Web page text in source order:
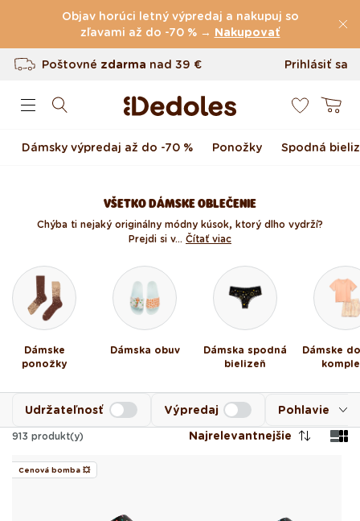
Preskočiť na obsah
Objav horúci letný výpredaj a nakupuj so
zľavami až do -70 % → Nakupovať
Poštovnézdarma nad39 €
Vrátenie tovaru až do 100 dní
Originálny dizajn navrhnutý u nás
Prihlásiť sa
Košík
Dámsky výpredaj až do -70 % Ponožky Spodná
VŠETKO DÁMSKE OBLEČENIE
Chýba ti nejaký originálny módny kúsok, ktorý dlho vydrží?
Prejdi si v... Čítať viac
Dámske
ponožky
Dámska obuv
Dámska spodná
bielizeň
Dámske
Pohlavie
Udržateľnosť Výpredaj
913 produkt(y) Najrelevantnejšie
Cenová bomba 💥